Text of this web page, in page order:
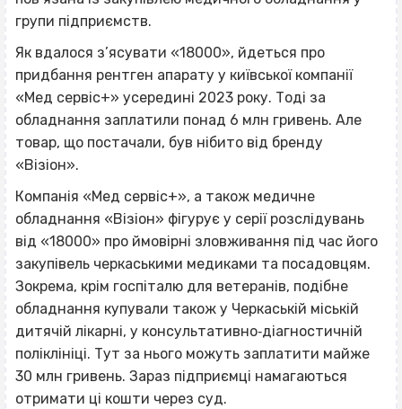
групи підприємств.
Як вдалося з’ясувати «18000», йдеться про
придбання рентген апарату у київської компанії
«Мед сервіс+» усередині 2023 року. Тоді за
обладнання заплатили понад 6 млн гривень. Але
товар, що постачали, був нібито від бренду
«Візіон».
Компанія «Мед сервіс+», а також медичне
обладнання «Візіон» фігурує у серії розслідувань
від «18000» про ймовірні зловживання під час його
закупівель черкаськими медиками та посадовцям.
Зокрема, крім госпіталю для ветеранів, подібне
обладнання купували також у Черкаській міській
дитячій лікарні, у консультативно‐діагностичній
поліклініці. Тут за нього можуть заплатити майже
30 млн гривень. Зараз підприємці намагаються
отримати ці кошти через суд.